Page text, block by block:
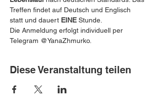
Treffen findet auf Deutsch und Englisch
statt und dauert EINE Stunde.
Die Anmeldung erfolgt individuell per
Telegram @YanaZhmurko.
Diese Veranstaltung teilen